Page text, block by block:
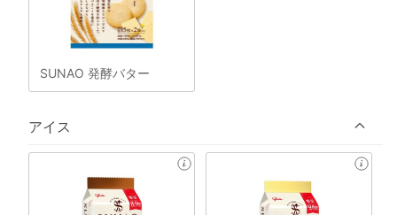
SUNAO 発酵バター
アイス